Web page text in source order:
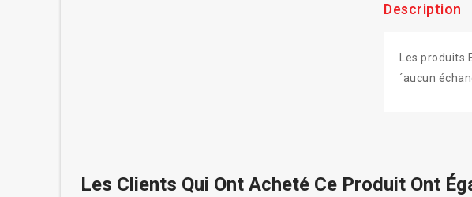
Description
Les
´aucun
Les Clients Qui Ont Acheté Ce Produit Ont